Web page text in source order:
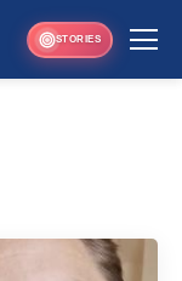
STORIES